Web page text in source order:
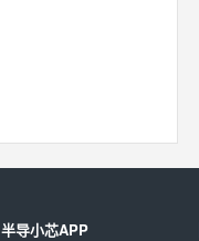
半导小芯APP